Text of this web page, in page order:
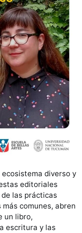
diverso y
editoriales
las prácticas
comunes, abren
un libro,
escritura y las